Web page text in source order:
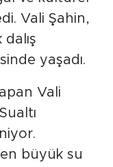
Vali Şahin,
yaşadı.
Vali
büyük su